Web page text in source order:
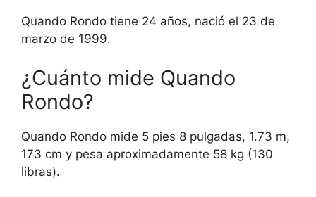
Quando Rondo tiene 24 años, nació el 23 de
marzo de 1999.
¿Cuánto mide Quando
Rondo?
Quando Rondo mide 5 pies 8 pulgadas, 1.73 m,
173 cm y pesa aproximadamente 58 kg (130
libras).